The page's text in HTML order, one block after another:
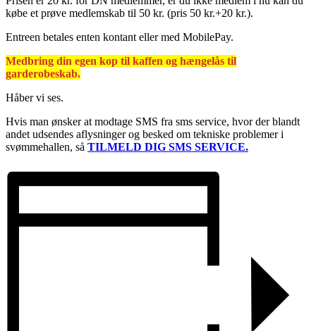
købe et prøve medlemskab til 50 kr. (pris 50 kr.+20 kr.).
Entreen betales enten kontant eller med MobilePay.
Medbring din egen kop til kaffen og hængelås til
garderobeskab.
Håber vi ses.
Hvis man ønsker at modtage SMS fra sms service, hvor der blandt
andet udsendes aflysninger og besked om tekniske problemer i
svømmehallen, så TILMELD DIG SMS SERVICE.